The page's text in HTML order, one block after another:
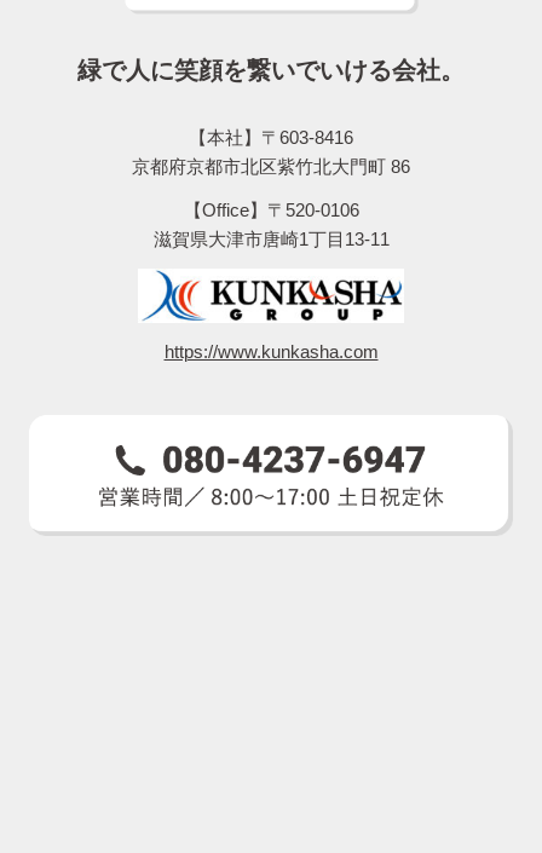
緑で人に笑顔を繋いでいける会社。
【本社】〒603-8416
京都府京都市北区紫竹北大門町 86
【Office】〒520-0106
滋賀県大津市唐崎1丁目13-11
https://www.kunkasha.com